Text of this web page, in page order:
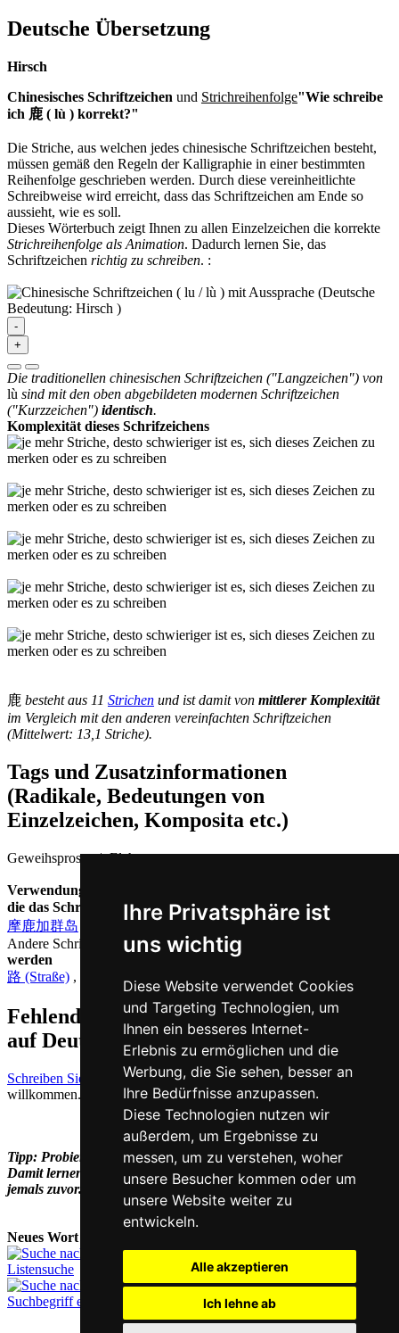
Ihre Privatsphäre ist
uns wichtig
Diese Website verwendet Cookies
und Targeting Technologien, um
Ihnen ein besseres Internet-
Erlebnis zu ermöglichen und die
Werbung, die Sie sehen, besser an
Ihre Bedürfnisse anzupassen.
Diese Technologien nutzen wir
außerdem, um Ergebnisse zu
messen, um zu verstehen, woher
unsere Besucher kommen oder um
unsere Website weiter zu
entwickeln.
Alle akzeptieren
Ich lehne ab
Deutsche Übersetzung
Hirsch
Chinesisches Schriftzeichen und Strichreihenfolge"Wie schreibe
ich 鹿 ( lù ) korrekt?"
Die Striche, aus welchen jedes chinesische Schriftzeichen besteht,
müssen gemäß den Regeln der Kalligraphie in einer bestimmten
Reihenfolge geschrieben werden. Durch diese vereinheitlichte
Schreibweise wird erreicht, dass das Schriftzeichen am Ende so
aussieht, wie es soll.
Dieses Wörterbuch zeigt Ihnen zu allen Einzelzeichen die korrekte
Strichreihenfolge als Animation. Dadurch lernen Sie, das
Schriftzeichen richtig zu schreiben. :
-
+
Die traditionellen chinesischen Schriftzeichen ("Langzeichen") von
lù sind mit den oben abgebildeten modernen Schriftzeichen
("Kurzzeichen") identisch.
Komplexität dieses Schrifzeichens
鹿 besteht aus 11 Strichen und ist damit von mittlerer Komplexität
im Vergleich mit den anderen vereinfachten Schriftzeichen
(Mittelwert: 13,1 Striche).
Tags und Zusatzinformationen
(Radikale, Bedeutungen von
Einzelzeichen, Komposita etc.)
Geweihsprosse | Elch
Verwendungs-Beispiele: zusammengesetzte chinesische Wörter,
die das Schriftzeichen 鹿 ( lu / lù ) enthalten
摩鹿加群岛 ( Mólùjiā Qúndăo = Molukken )
Andere Schriftzeichen, die auf Chinesisch
werden
路 (Straße) ,
Fehlende oder falsche Übersetzung für lu
auf Deutsch melden
Schreiben Sie uns!
Ihr Feedback und konstruktive Kritik sind stets
willkommen.
Tipp: Probieren Sie auch unsereChinesisch-Lernsoftware
Damit lernen Sie die Schriftzeichen schneller und gründlicher als
jemals zuvor.
Neues Wort nachschlagen:
Listensuche
Suchbegriff eingeben